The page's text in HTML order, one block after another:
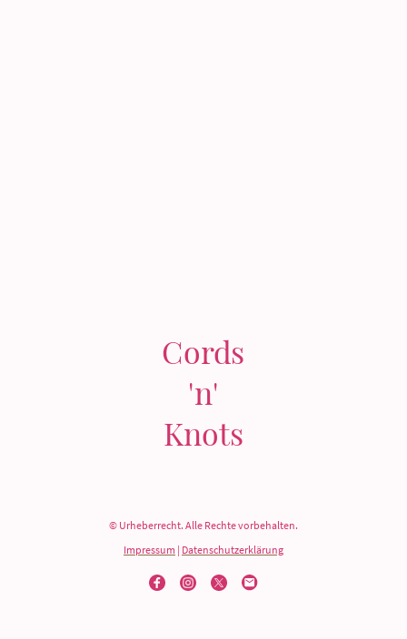
Cords
'n'
Knots
© Urheberrecht. Alle Rechte vorbehalten.
Impressum | Datenschutzerklärung